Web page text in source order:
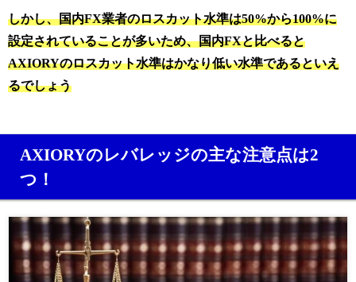
しかし、国内FX業者のロスカット水準は50%から100%に
設定されていることが多いため、国内FXと比べると
AXIORYのロスカット水準はかなり低い水準であるといえ
るでしょう
AXIORYのレバレッジの主な注意点は2
つ！